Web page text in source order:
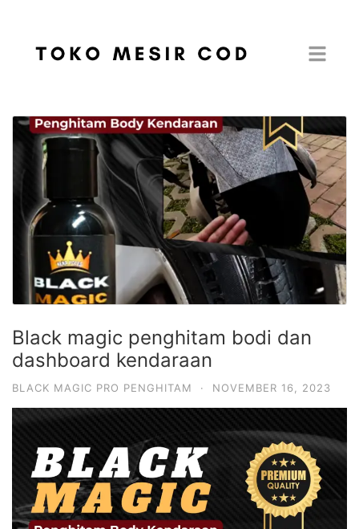
Black magic penghitam bodi dan
dashboard kendaraan
BLACK MAGIC PRO PENGHITAM · NOVEMBER 16, 2023